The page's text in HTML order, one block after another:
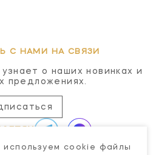
С НАМИ НА СВЯЗИ
о наших новинках и
предложениях.
cookie файлы